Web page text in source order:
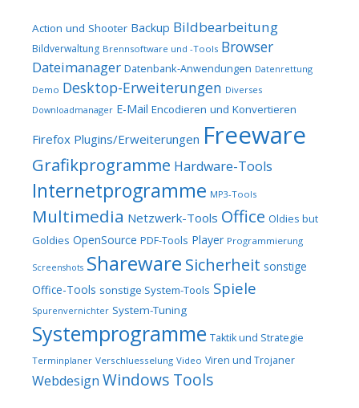
Action und Shooter Backup Bildbearbeitung
Bildverwaltung Brennsoftware und -Tools Browser
Dateimanager Datenbank-Anwendungen Datenrettung
Demo Desktop-Erweiterungen Diverses
Downloadmanager E-Mail Encodieren und Konvertieren
Firefox Plugins/Erweiterungen Freeware
Grafikprogramme Hardware-Tools
Internetprogramme MP3-Tools
Multimedia Netzwerk-Tools Office Oldies but
Goldies OpenSource PDF-Tools Player Programmierung
Screenshots Shareware Sicherheit sonstige
Office-Tools sonstige System-Tools Spiele
Spurenvernichter System-Tuning
Systemprogramme Taktik und Strategie
Terminplaner Verschluesselung Video Viren und Trojaner
Webdesign Windows Tools